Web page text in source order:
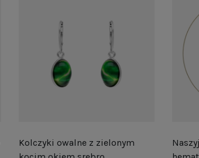
Kolczyki owalne z zielonym